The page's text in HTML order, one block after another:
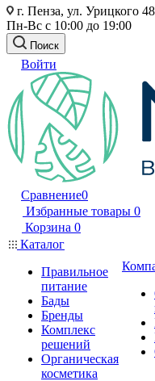
г. Пенза, ул. Урицкого
Пн-Вс с 10:00 до 19:00
Поиск
Войти
Сравнение0
Избранные товары 0
Корзина 0
Каталог
Правильное
питание
Бады
Бренды
Комплекс
решений
Органическая
косметика